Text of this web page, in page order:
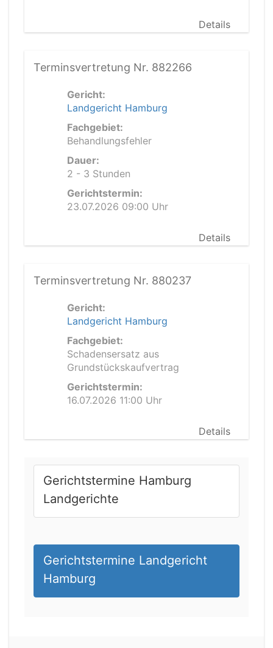
Details
Terminsvertretung Nr. 882266
Gericht:
Landgericht Hamburg
Fachgebiet:
Behandlungsfehler
Dauer:
2 - 3 Stunden
Gerichtstermin:
23.07.2026 09:00 Uhr
Details
Terminsvertretung Nr. 880237
Gericht:
Landgericht Hamburg
Fachgebiet:
Schadensersatz aus
Grundstückskaufvertrag
Gerichtstermin:
16.07.2026 11:00 Uhr
Details
Gerichtstermine Hamburg
Landgerichte
Gerichtstermine Landgericht
Hamburg